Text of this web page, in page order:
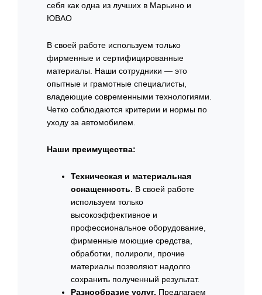
себя как одна из лучших в Марьино и
ЮВАО
В своей работе используем только
фирменные и сертифицированные
материалы. Наши сотрудники — это
опытные и грамотные специалисты,
владеющие современными технологиями.
Четко соблюдаются критерии и нормы по
уходу за автомобилем.
Наши преимущества:
Техническая и материальная
оснащенность. В своей работе
используем только
высокоэффективное и
профессиональное оборудование,
фирменные моющие средства,
обработки, полироли, прочие
материалы позволяют надолго
сохранить полученный результат.
Разнообразие услуг. Предлагаем